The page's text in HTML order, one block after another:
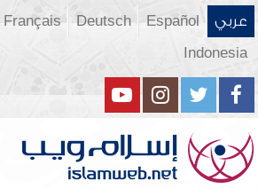
عربي Español
Deutsch
Français
Indonesia